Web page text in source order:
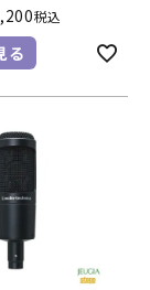
税込
る